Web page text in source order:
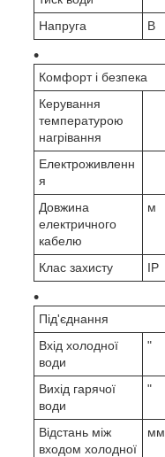
Напруга
В
Комфорт і безпека
Керування
температурою
нагрівання
Електроживленн
я
Довжина
електричного
кабелю
м
Клас захисту IP
Під'єднання
Вхід холодної
води
"
Вихід гарячої
води
"
Відстань між
входом холодної
мм